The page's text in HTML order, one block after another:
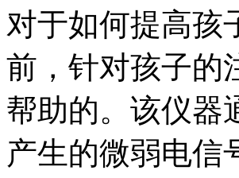
对于如何提高孩
前，针对孩子的
帮助的。该仪器
产生的微弱电信